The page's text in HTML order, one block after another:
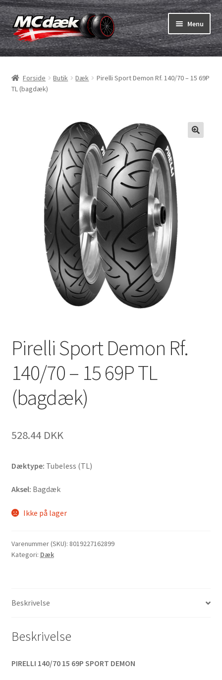
Spring
til
navigation
Spring
til
indhold
Menu
Dæk
Udfold
Slanger & fælgband
Udfold
Udfold
MC dæk test
Kontakt os
Forside Butik Dæk
Pirelli Sport Demon Rf. 140/70 – 15 69P
TL (bagdæk)
Pirelli Sport Demon Rf.
140/70 – 15 69P TL
(bagdæk)
528.44 DKK
Dæktype: Tubeless (TL)
Aksel: Bagdæk
Ikke på lager
Varenummer (SKU): 8019227162899
Kategori: Dæk
Beskrivelse
Beskrivelse
PIRELLI 140/70 15 69P SPORT DEMON